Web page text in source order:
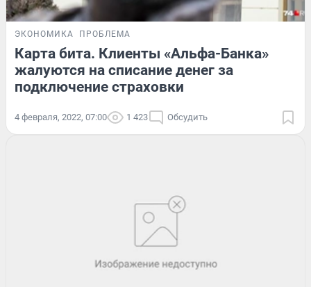
ЭКОНОМИКА ПРОБЛЕМА
Карта бита. Клиенты «Альфа-Банка»
жалуются на списание денег за
подключение страховки
4 февраля, 2022, 07:00 1 423 Обсудить